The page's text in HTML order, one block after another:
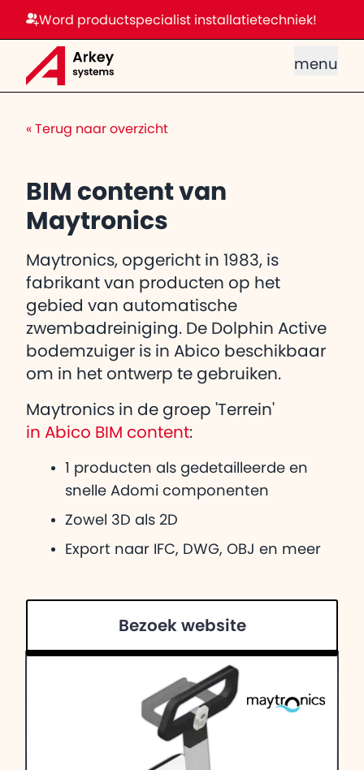
Word productspecialist installatietechniek!
menu
« Terug naar overzicht
BIM content van
Maytronics
Maytronics, opgericht in 1983, is
fabrikant van producten op het
gebied van automatische
zwembadreiniging. De Dolphin Active
bodemzuiger is in Abico beschikbaar
om in het ontwerp te gebruiken.
Maytronics in de groep 'Terrein'
in Abico BIM content:
1 producten als gedetailleerde en
snelle Adomi componenten
Zowel 3D als 2D
Export naar IFC, DWG, OBJ en meer
Bezoek website